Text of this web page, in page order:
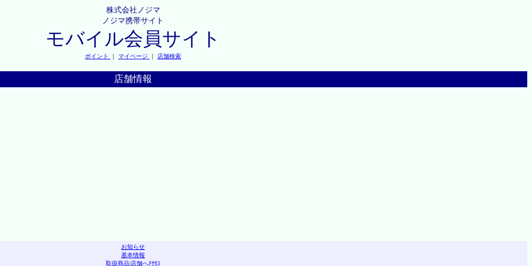
株式会社ノジマ
ノジマ携帯サイト
モバイル会員サイト
ポイント ｜ マイページ ｜ 店舗検索
店舗情報
お知らせ
基本情報
取扱商品|店舗へｱｸｾｽ